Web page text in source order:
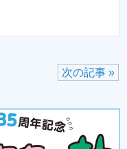
次の記事 »